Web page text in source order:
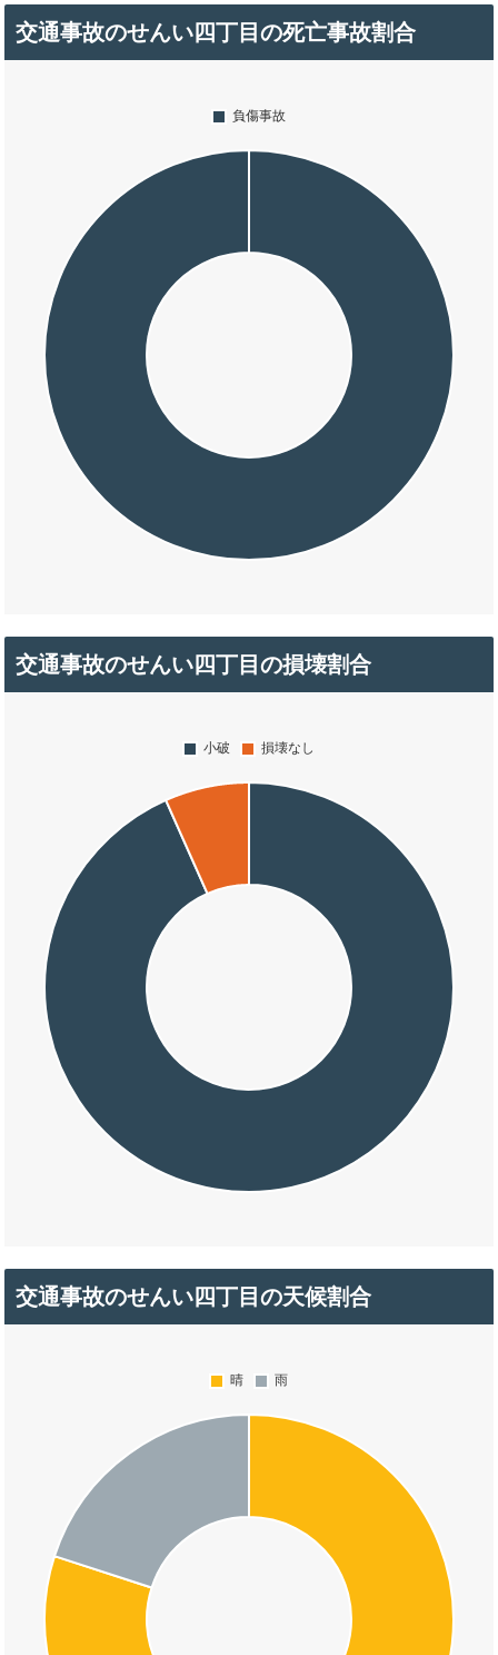
交通事故のせんい四丁目の死亡事故割合
交通事故のせんい四丁目の損壊割合
交通事故のせんい四丁目の天候割合